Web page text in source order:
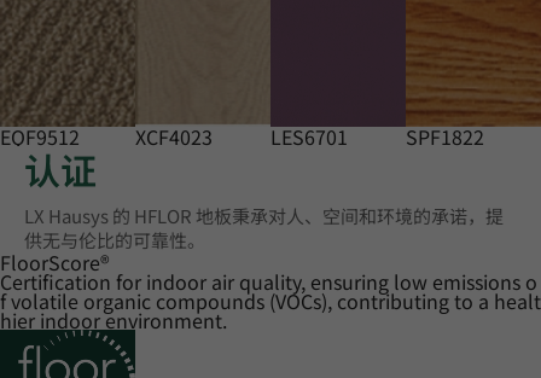
EQF9512 XCF4023 LES6701 SPF1822
认证
LX Hausys 的 HFLOR 地板秉承对人、空间和环境的承诺，提
供无与伦比的可靠性。
FloorScore®
Certification for indoor air quality, ensuring low emissions o
f volatile organic compounds (VOCs), contributing to a healt
hier indoor environment.